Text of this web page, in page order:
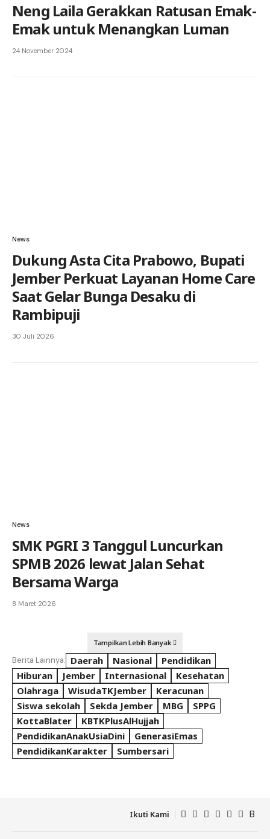
Neng Laila Gerakkan Ratusan Emak-
Emak untuk Menangkan Luman
24 November 2024
News
Dukung Asta Cita Prabowo, Bupati
Jember Perkuat Layanan Home Care
Saat Gelar Bunga Desaku di
Rambipuji
30 Juli 2026
News
SMK PGRI 3 Tanggul Luncurkan
SPMB 2026 lewat Jalan Sehat
Bersama Warga
8 Maret 2026
Tampilkan Lebih Banyak
Berita Lainnya: Daerah Nasional
Pendidikan
Hiburan
Jember Internasional
Kesehatan
Olahraga
WisudaTKJember
Keracunan
Siswa sekolah
Sekda Jember MBG
SPPG
KottaBlater
KBTKPlusAlHujjah
PendidikanAnakUsiaDini
GenerasiEmas
PendidikanKarakter
Sumbersari
Ikuti Kami